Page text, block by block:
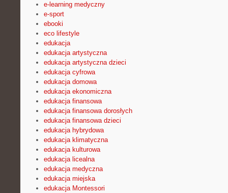
e-learning medyczny
e-sport
ebooki
eco lifestyle
edukacja
edukacja artystyczna
edukacja artystyczna dzieci
edukacja cyfrowa
edukacja domowa
edukacja ekonomiczna
edukacja finansowa
edukacja finansowa dorosłych
edukacja finansowa dzieci
edukacja hybrydowa
edukacja klimatyczna
edukacja kulturowa
edukacja licealna
edukacja medyczna
edukacja miejska
edukacja Montessori